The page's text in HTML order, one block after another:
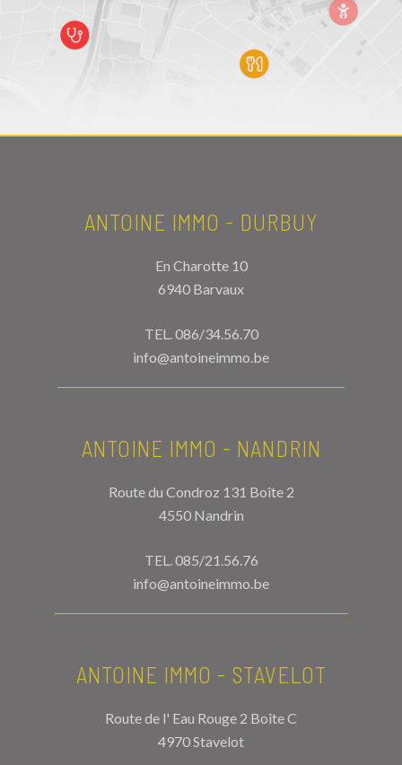
ANTOINE IMMO - DURBUY
En Charotte 10
6940 Barvaux
TEL.086/34.56.70
info@antoineimmo.be
ANTOINE IMMO - NANDRIN
Route du Condroz 131 Boîte 2
4550 Nandrin
TEL.085/21.56.76
info@antoineimmo.be
ANTOINE IMMO - STAVELOT
Route de l' Eau Rouge 2 Boîte C
4970 Stavelot